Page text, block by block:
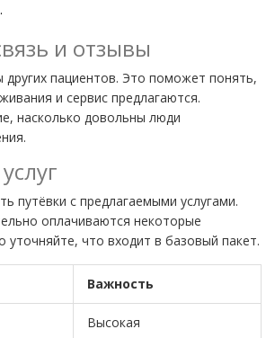
и отзывы
пациентов. Это поможет понять,
и сервис предлагаются.
насколько довольны люди
путёвки с предлагаемыми услугами.
оплачиваются некоторые
уточняйте, что входит в базовый пакет.
Важность
Высокая